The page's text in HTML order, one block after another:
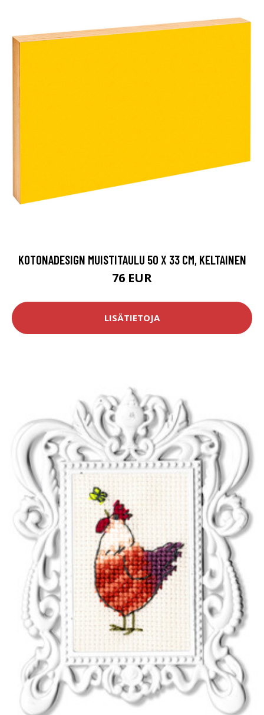
KOTONADESIGN MUISTITAULU 50 X 33 CM, KELTAINEN
76 EUR
LISÄTIETOJA